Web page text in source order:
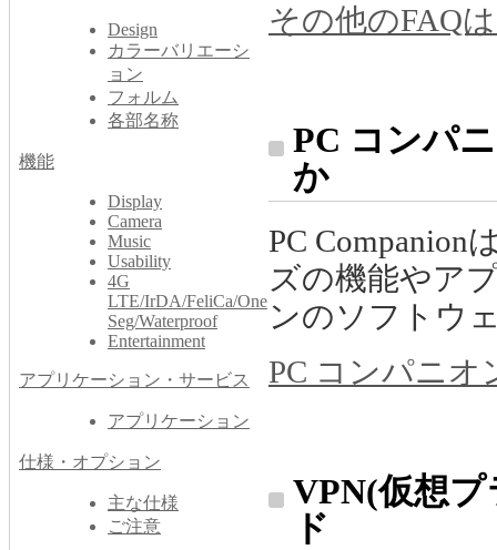
その他のFAQ
PC コンパ
か
PC
ズの機能やア
ンのソフトウ
PC コンパニオ
VPN(仮想
ド
Design
カラーバリエーシ
ョン
フォルム
各部名称
機能
Display
Camera
Music
Usability
4G
LTE/IrDA/FeliCa/One
Seg/Waterproof
Entertainment
アプリケーション・サービス
アプリケーション
仕様・オプション
主な仕様
ご注意